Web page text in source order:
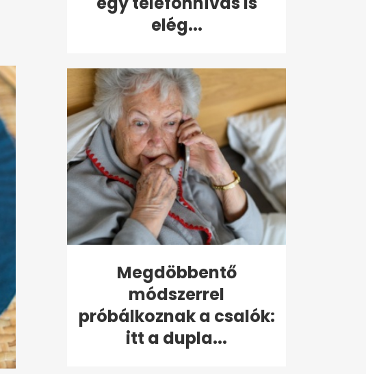
elég...
Megdöbbentő
módszerrel
próbálkoznak a csalók:
itt a dupla...